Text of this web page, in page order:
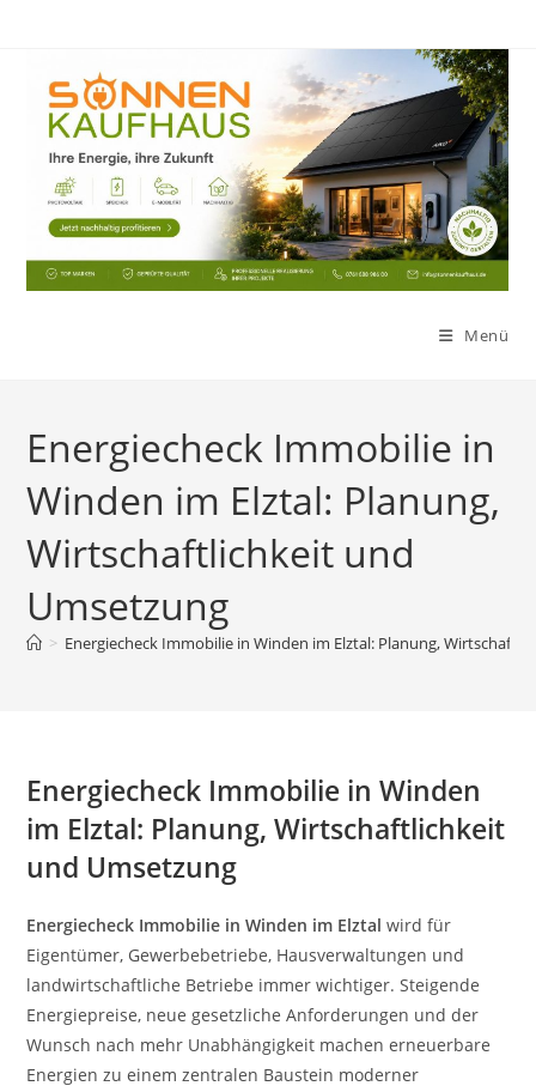
Menü
Energiecheck Immobilie in
Winden im Elztal: Planung,
Wirtschaftlichkeit und
Umsetzung
> Energiecheck Immobilie in Winden im Elztal: Planung,
Energiecheck Immobilie in Winden
im Elztal: Planung, Wirtschaftlichkeit
und Umsetzung
Energiecheck Immobilie in Winden im Elztal wird für
Eigentümer, Gewerbebetriebe, Hausverwaltungen und
landwirtschaftliche Betriebe immer wichtiger. Steigende
Energiepreise, neue gesetzliche Anforderungen und der
Wunsch nach mehr Unabhängigkeit machen erneuerbare
Energien zu einem zentralen Baustein moderner